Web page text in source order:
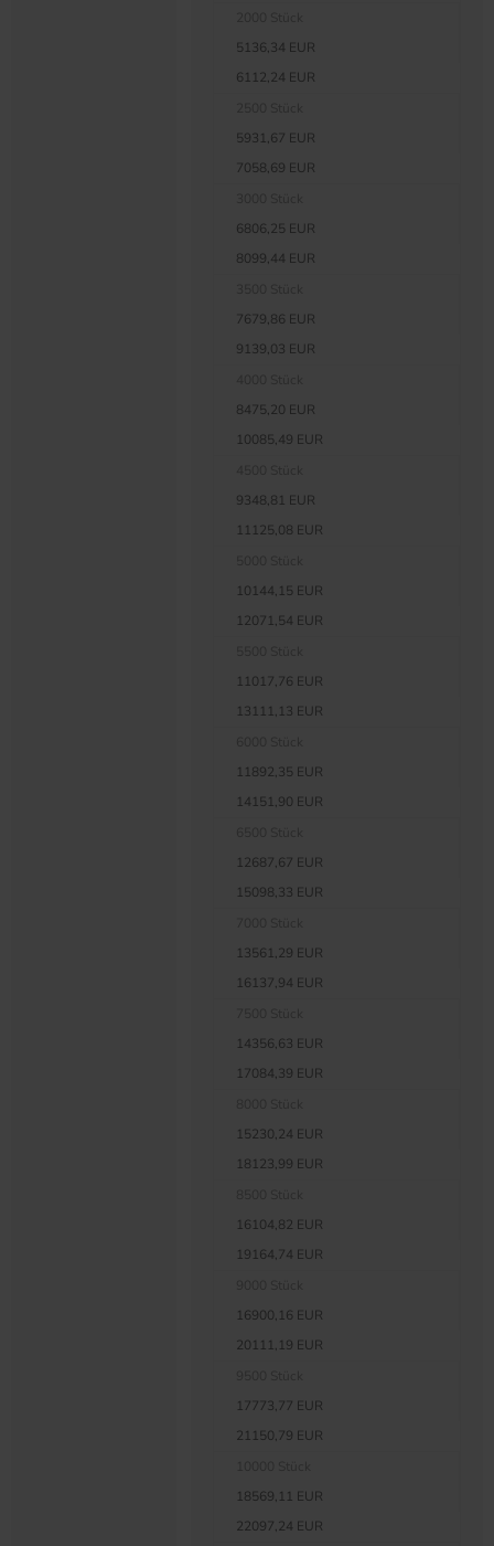
5136,34 EUR
6112,24 EUR
5931,67 EUR
7058,69 EUR
6806,25 EUR
8099,44 EUR
7679,86 EUR
9139,03 EUR
8475,20 EUR
10085,49 EUR
9348,81 EUR
11125,08 EUR
10144,15 EUR
12071,54 EUR
11017,76 EUR
13111,13 EUR
11892,35 EUR
14151,90 EUR
12687,67 EUR
15098,33 EUR
13561,29 EUR
16137,94 EUR
14356,63 EUR
17084,39 EUR
15230,24 EUR
18123,99 EUR
16104,82 EUR
19164,74 EUR
16900,16 EUR
20111,19 EUR
17773,77 EUR
21150,79 EUR
18569,11 EUR
22097,24 EUR